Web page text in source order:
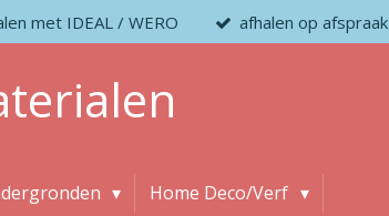
met IDEAL / WERO afhalen op afspraak
Home Deco/Verf